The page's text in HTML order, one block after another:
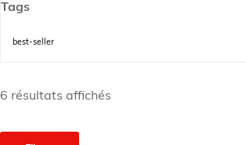
Tags
best-seller
6 résultats affichés